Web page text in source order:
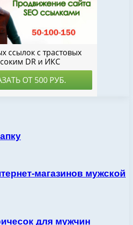
магазинов мужской
для мужчин